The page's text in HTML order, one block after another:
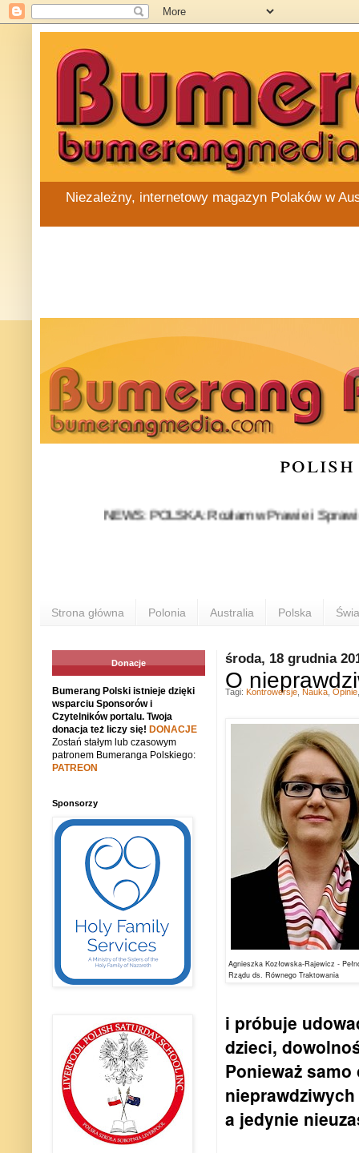
Niezależny, internetowy magazyn Polaków w
NEWS: POLSKA: Rozłam w Prawie i
Strona główna Polonia Australia Polska
środa, 18 grudnia
O
Agnieszka Kozłowska-Rajewicz -
Rządu ds. Równego Traktowania
i próbuje
dzieci,
Ponieważ
a jedynie
Tagi: Kontrowersje Nauka Opinie
Donacje
Bumerang Polski istnieje dzięki
wsparciu Sponsorów i
Czytelników portalu. Twoja
donacja też liczy się! DONACJE
Zostań stałym lub czasowym
patronem Bumeranga Polskiego:
PATREON
Sponsorzy